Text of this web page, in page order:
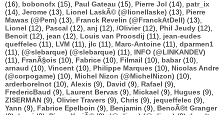
(16), bobonofx (15), Paul Gateau (15), Pierre Jol (14), patr_ix
(14), Jerome (13), Lionel LaskÃ© (@lionellaske) (13), Pierre
Mawas (@Pem) (13), Franck Revelin (@FranckAtDell) (13),
Lionel (12), Pascal (12), anj (12), /Olivier(12), Phil Jeudy (12),
Benoit (12), jean (12), Louis van Proosdij (11), jean-eudes
queffelec (11), LVM (11), jlc (11), Marc-Antoine (11), dparmen1
(11), (@slebarque) (@slebarque) (11), INFO (@LINKANDEV)
(11), FranÃ§ois (10), Fabrice (10), Filmail (10), babar(10),
arnaud (10), Vincent (10), Philippe Marques (10), Nicolas Andre
(@corpogame) (10), Michel Nizon (@MichelNizon) (10),
arderborelnot (10), Alexis (9), David (9), Rafael (9),
FredericBaud (9), Laurent Bervas (9), Mickael (9), Hugues (9),
ZISERMAN (9), Olivier Travers (9), Chris (9), jequeffelec (9),
Yann (9), Fabrice Epelboin (9), Benjamin (9), BenoÃ®t Granger